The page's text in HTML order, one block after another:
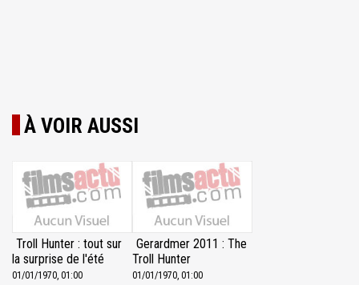
À VOIR AUSSI
Troll Hunter : tout sur
la surprise de l'été
01/01/1970, 01:00
Gerardmer 2011 : The
Troll Hunter
01/01/1970, 01:00